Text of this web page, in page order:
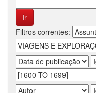
Filtros correntes: